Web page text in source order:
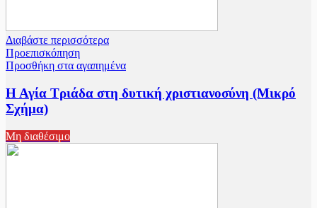
Διαβάστε περισσότερα
Προεπισκόπηση
Προσθήκη στα αγαπημένα
Η Αγία Τριάδα στη δυτική χριστιανοσύνη (Μικρό
Σχήμα)
Μη διαθέσιμο